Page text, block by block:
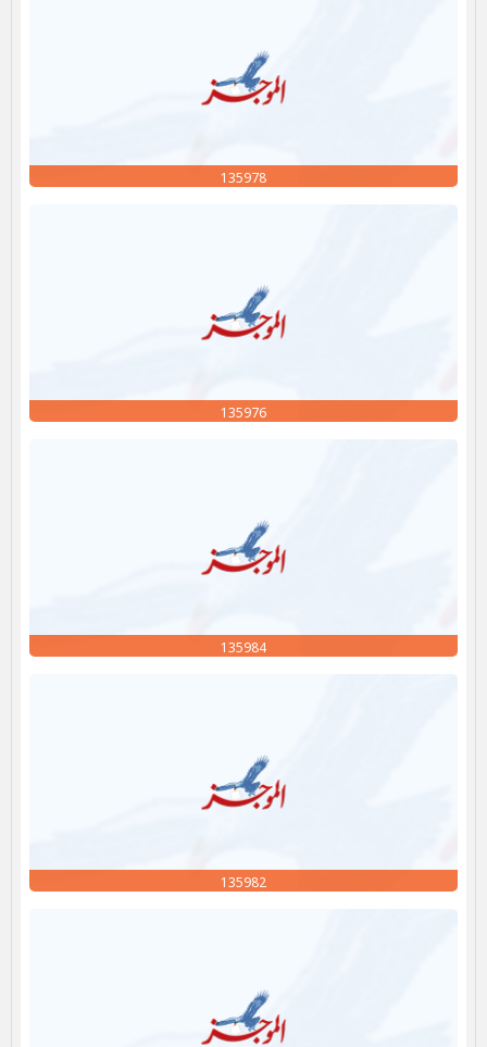
135978
135976
135984
135982